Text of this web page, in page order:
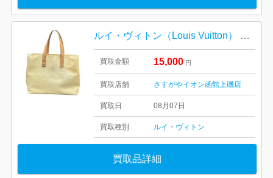
ルイ・ヴィトン（Louis Vuitton） モノグラム・ヴェルニ リード【イオン函館上磯店】
買取金額 15,000 円
買取店舗 さすがやイオン函館上磯店
買取日 08月07日
買取種別 ルイ・ヴィトン
買取品詳細